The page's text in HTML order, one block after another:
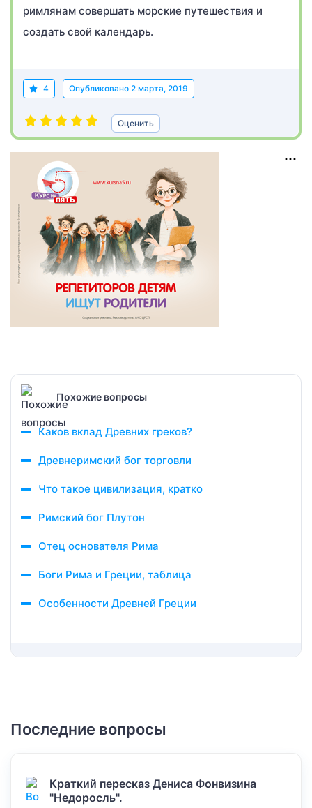
римлянам совершать морские путешествия и
создать свой календарь.
4 Опубликовано 2 марта, 2019
Оценить
Похожие вопросы
Каков вклад Древних греков?
Древнеримский бог торговли
Что такое цивилизация, кратко
Римский бог Плутон
Отец основателя Рима
Боги Рима и Греции, таблица
Особенности Древней Греции
Последние вопросы
Краткий пересказ Дениса Фонвизина
"Недоросль".